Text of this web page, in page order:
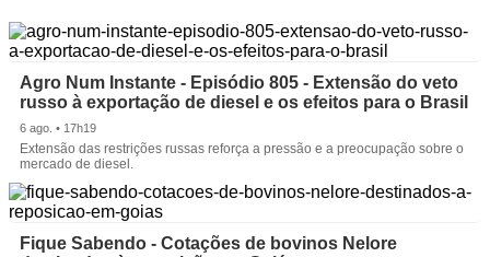
Agro Num Instante - Episódio 805 - Extensão do veto
russo à exportação de diesel e os efeitos para o Brasil
6 ago. • 17h19
Extensão das restrições russas reforça a pressão e a preocupação sobre o
mercado de diesel.
Fique Sabendo - Cotações de bovinos Nelore